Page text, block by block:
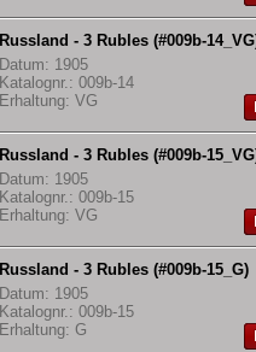
Russland - 3 Rubles (#009b-
Datum: 1905
Katalognr.: 009b-14
Erhaltung: VG
Russland - 3 Rubles (#009b-
Datum: 1905
Katalognr.: 009b-15
Erhaltung: VG
Russland - 3 Rubles (#009b-15_G)
Datum: 1905
Katalognr.: 009b-15
Erhaltung: G